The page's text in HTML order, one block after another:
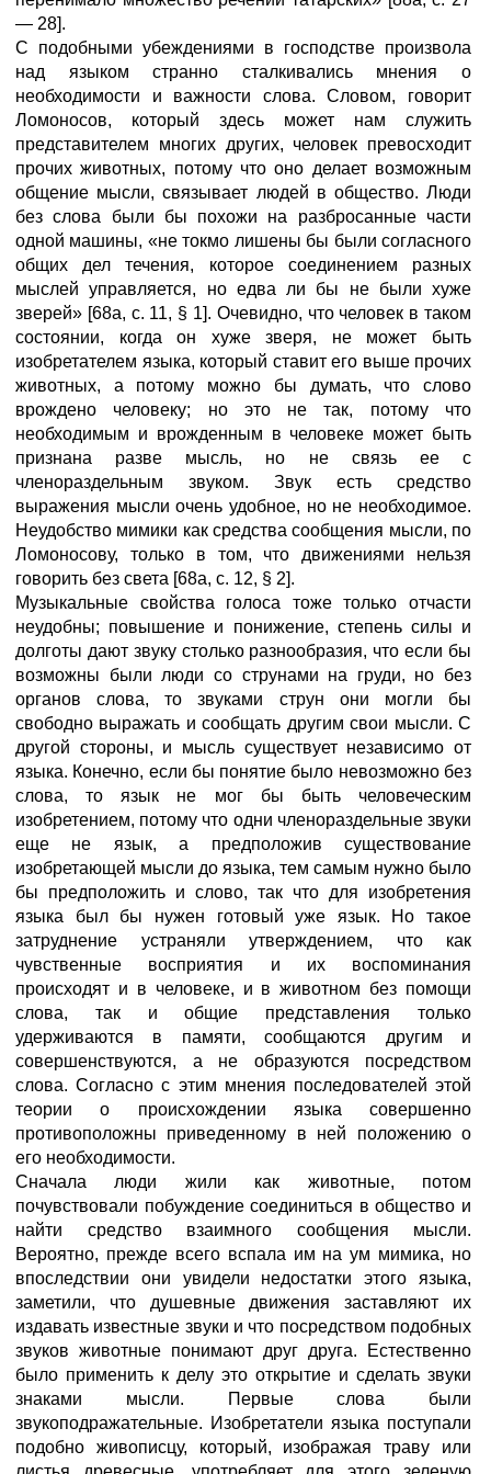
— 28].
С подобными убеждениями в господстве произвола
над языком странно сталкивались мнения о
необходимости и важности слова. Словом, говорит
Ломоносов, который здесь может нам служить
представителем многих других, человек превосходит
прочих животных, потому что оно делает возможным
общение мысли, связывает людей в общество. Люди
без слова были бы похожи на разбросанные части
одной машины, «не токмо лишены бы были согласного
общих дел течения, которое соединением разных
мыслей управляется, но едва ли бы не были хуже
зверей» [68а, с. 11, § 1]. Очевидно, что человек в таком
состоянии, когда он хуже зверя, не может быть
изобретателем языка, который ставит его выше прочих
животных, а потому можно бы думать, что слово
врождено человеку; но это не так, потому что
необходимым и врожденным в человеке может быть
признана разве мысль, но не связь ее с
членораздельным звуком. Звук есть средство
выражения мысли очень удобное, но не необходимое.
Неудобство мимики как средства сообщения мысли, по
Ломоносову, только в том, что движениями нельзя
говорить без света [68а, с. 12, § 2].
Музыкальные свойства голоса тоже только отчасти
неудобны; повышение и понижение, степень силы и
долготы дают звуку столько разнообразия, что если бы
возможны были люди со струнами на груди, но без
органов слова, то звуками струн они могли бы
свободно выражать и сообщать другим свои мысли. С
другой стороны, и мысль существует независимо от
языка. Конечно, если бы понятие было невозможно без
слова, то язык не мог бы быть человеческим
изобретением, потому что одни членораздельные звуки
еще не язык, а предположив существование
изобретающей мысли до языка, тем самым нужно было
бы предположить и слово, так что для изобретения
языка был бы нужен готовый уже язык. Но такое
затруднение устраняли утверждением, что как
чувственные восприятия и их воспоминания
происходят и в человеке, и в животном без помощи
слова, так и общие представления только
удерживаются в памяти, сообщаются другим и
совершенствуются, а не образуются посредством
слова. Согласно с этим мнения последователей этой
теории о происхождении языка совершенно
противоположны приведенному в ней положению о
его необходимости.
Сначала люди жили как животные, потом
почувствовали побуждение соединиться в общество и
найти средство взаимного сообщения мысли.
Вероятно, прежде всего вспала им на ум мимика, но
впоследствии они увидели недостатки этого языка,
заметили, что душевные движения заставляют их
издавать известные звуки и что посредством подобных
звуков животные понимают друг друга. Естественно
было применить к делу это открытие и сделать звуки
знаками мысли. Первые слова были
звукоподражательные. Изобретатели языка поступали
подобно живописцу, который, изображая траву или